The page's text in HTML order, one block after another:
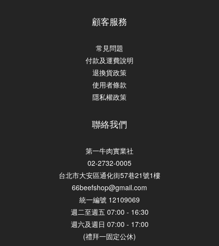
顧客服務
常見問題
付款及運費說明
退換貨政策
使用者條款
隱私權政策
聯絡我們
第一牛肉實業社
02-2732-0005
台北市大安區通化街57巷21號1樓
66beefshop@gmail.com
統一編號 12109069
週二至週五 07:00 - 16:30
週六及週日 07:00 - 17:00
(禮拜一固定公休)